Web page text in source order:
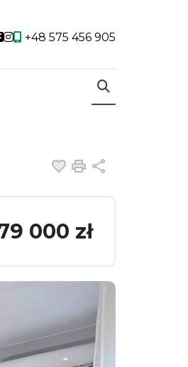
Social link
Social link
+48 575 456 905
Dodaj do
Drukuj
000 zł